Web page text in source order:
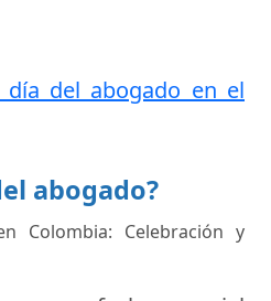
del abogado en el
abogado?
Colombia: Celebración y